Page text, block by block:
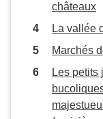
châteaux
La vallée
Marchés
Les petits